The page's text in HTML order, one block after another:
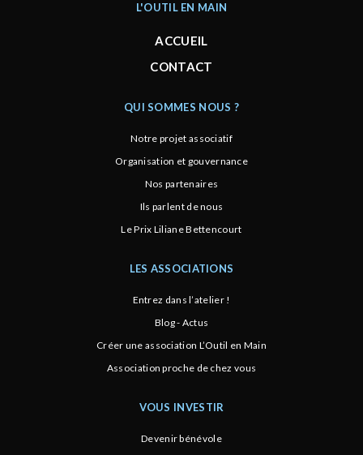
L'OUTIL EN MAIN
ACCUEIL
CONTACT
QUI SOMMES NOUS ?
Notre projet associatif
Organisation et gouvernance
Nos partenaires
Ils parlent de nous
Le Prix Liliane Bettencourt
LES ASSOCIATIONS
Entrez dans l’atelier !
Blog - Actus
Créer une association L’Outil en Main
Association proche de chez vous
VOUS INVESTIR
Devenir bénévole